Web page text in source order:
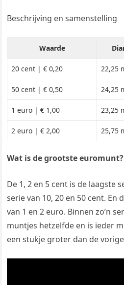
Beschrijving en samenstelling
Waarde
20 cent | € 0,20 22,25
50 cent | € 0,50 24,25
1 euro | € 1,00 23,25
2 euro | € 2,00 25,75
Wat is de grootste euromunt?
De 1, 2 en 5 cent is de laagste
serie van 10, 20 en 50 cent. En
van 1 en 2 euro. Binnen zo’n
muntjes hetzelfde en is ieder
een stukje groter dan de